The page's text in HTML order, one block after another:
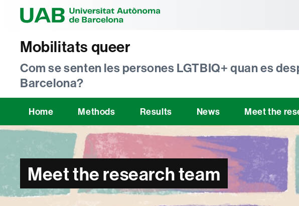
Mobilitats queer
Com se senten les persones LGTBIQ+ quan es
Barcelona?
Home Methods Results News Meet the
Meet the research team